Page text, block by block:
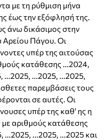
με τη ρύθμιση μήνα
έως την εξόφλησή της.
άνω δικάσιμος στην
Πάγου. Οι
υπέρ της αιτούσας
κατάθεσης ...2024,
...2025, ...2025, ...2025,
παρεμβάσεις τους
σε αυτές. Οι
υπέρ της καθ' ης η
με αριθμούς κατάθεσης
...2025, ...2025, ...2025 και